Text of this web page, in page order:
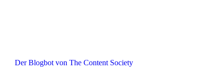
Der Blogbot von The Content Society